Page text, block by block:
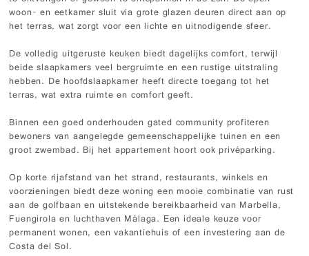
woon- en eetkamer sluit via grote glazen deuren direct aan op
het terras, wat zorgt voor een lichte en uitnodigende sfeer.
De volledig uitgeruste keuken biedt dagelijks comfort, terwijl
beide slaapkamers veel bergruimte en een rustige uitstraling
hebben. De hoofdslaapkamer heeft directe toegang tot het
terras, wat extra ruimte en comfort geeft.
Binnen een goed onderhouden gated community profiteren
bewoners van aangelegde gemeenschappelijke tuinen en een
groot zwembad. Bij het appartement hoort ook privéparking.
Op korte rijafstand van het strand, restaurants, winkels en
voorzieningen biedt deze woning een mooie combinatie van rust
aan de golfbaan en uitstekende bereikbaarheid van Marbella,
Fuengirola en luchthaven Málaga. Een ideale keuze voor
permanent wonen, een vakantiehuis of een investering aan de
Costa del Sol.